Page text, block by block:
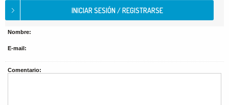
Nombre:
E-mail:
Comentario: